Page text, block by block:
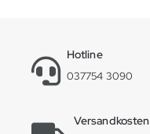
Hotline
037754 3090
Versandkosten